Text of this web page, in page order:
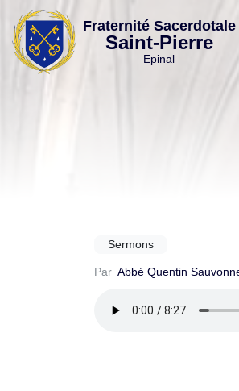
Skip
content
Fraternité Sacerdotale
Saint-Pierre
Epinal
Sermons
Par Abbé Quentin